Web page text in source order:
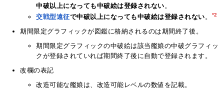
中破以上になっても中破絵は登録されない 。
交戦型遠征で中破以上になっても中破絵は登録されない。 *2
期間限定グラフィックが図鑑に格納されるのは期間終了後。
期間限定グラフィックの中破絵は該当艦娘の中破グラフィッ
クが登録されていれば期間終了後に自動で登録されます。
改欄の表記
改造可能な艦娘は、改造可能レベルの数値を記載。